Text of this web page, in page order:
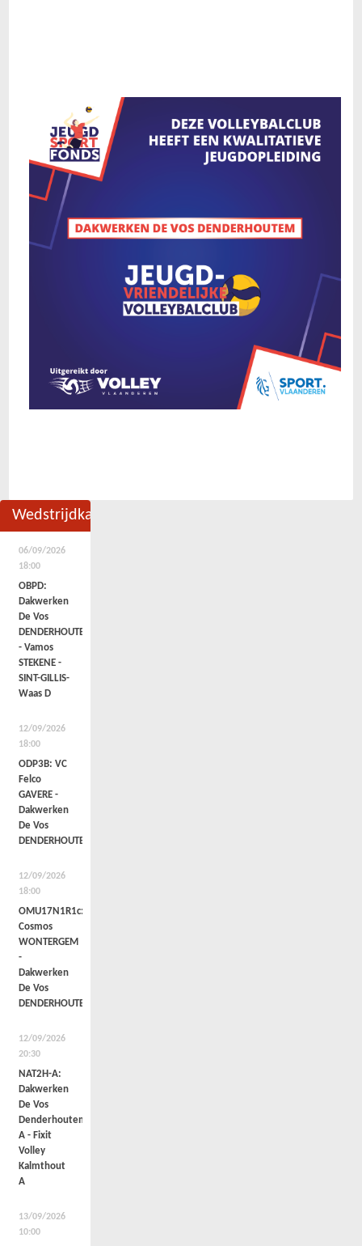
Wedstrijdkalender
06/09/2026
18:00
OBPD:
Dakwerken
De Vos
DENDERHOUTEM
- Vamos
STEKENE -
SINT-GILLIS-
Waas D
12/09/2026
18:00
ODP3B: VC
Felco
GAVERE -
Dakwerken
De Vos
DENDERHOUTEM
12/09/2026
18:00
OMU17N1R1c:
Cosmos
WONTERGEM
-
Dakwerken
De Vos
DENDERHOUTEM
12/09/2026
20:30
NAT2H-A:
Dakwerken
De Vos
Denderhoutem
A - Fixit
Volley
Kalmthout
A
13/09/2026
10:00